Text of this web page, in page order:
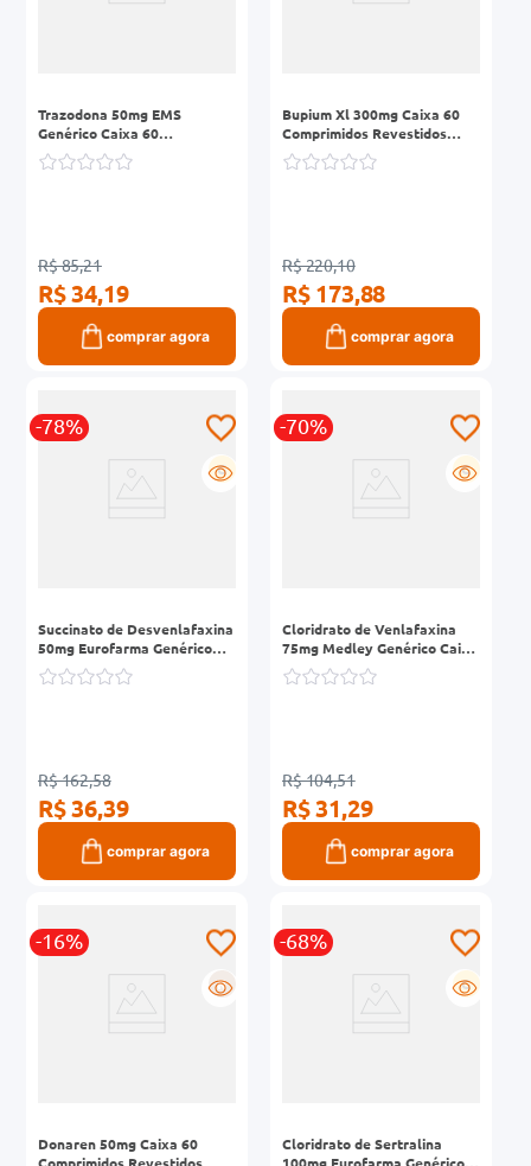
Trazodona 50mg EMS
Genérico Caixa 60
Comprimidos Revestidos
R$ 85,21
R$ 34,19
comprar agora
Bupium Xl 300mg Caixa 60
Comprimidos Revestidos
Liberação Prolongada
R$ 220,10
R$ 173,88
comprar agora
-78%
G
Succinato de Desvenlafaxina
50mg Eurofarma Genérico
Caixa 30 Comprimidos
Revestidos Liberação
R$ 162,58
R$ 36,39
comprar agora
-70%
G
Cloridrato de Venlafaxina
75mg Medley Genérico Caixa
30 Cápsulas de Liberação
Controlada
R$ 104,51
R$ 31,29
comprar agora
-16%
R
Donaren 50mg Caixa 60
Comprimidos Revestidos
-68%
G
Cloridrato de Sertralina
100mg Eurofarma Genérico